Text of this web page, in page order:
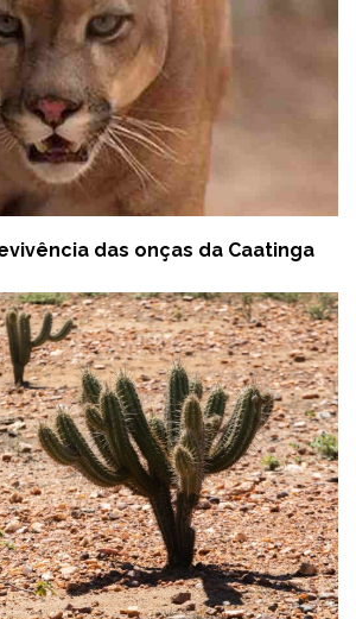
das onças da Caatinga